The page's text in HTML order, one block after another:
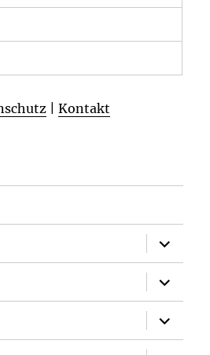
|Kontakt
öffnen
öffnen
öffnen